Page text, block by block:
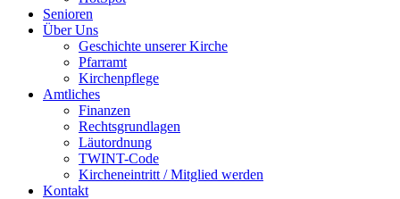
Senioren
Über Uns
Geschichte unserer Kirche
Pfarramt
Kirchenpflege
Amtliches
Finanzen
Rechtsgrundlagen
Läutordnung
TWINT-Code
Kircheneintritt / Mitglied werden
Kontakt